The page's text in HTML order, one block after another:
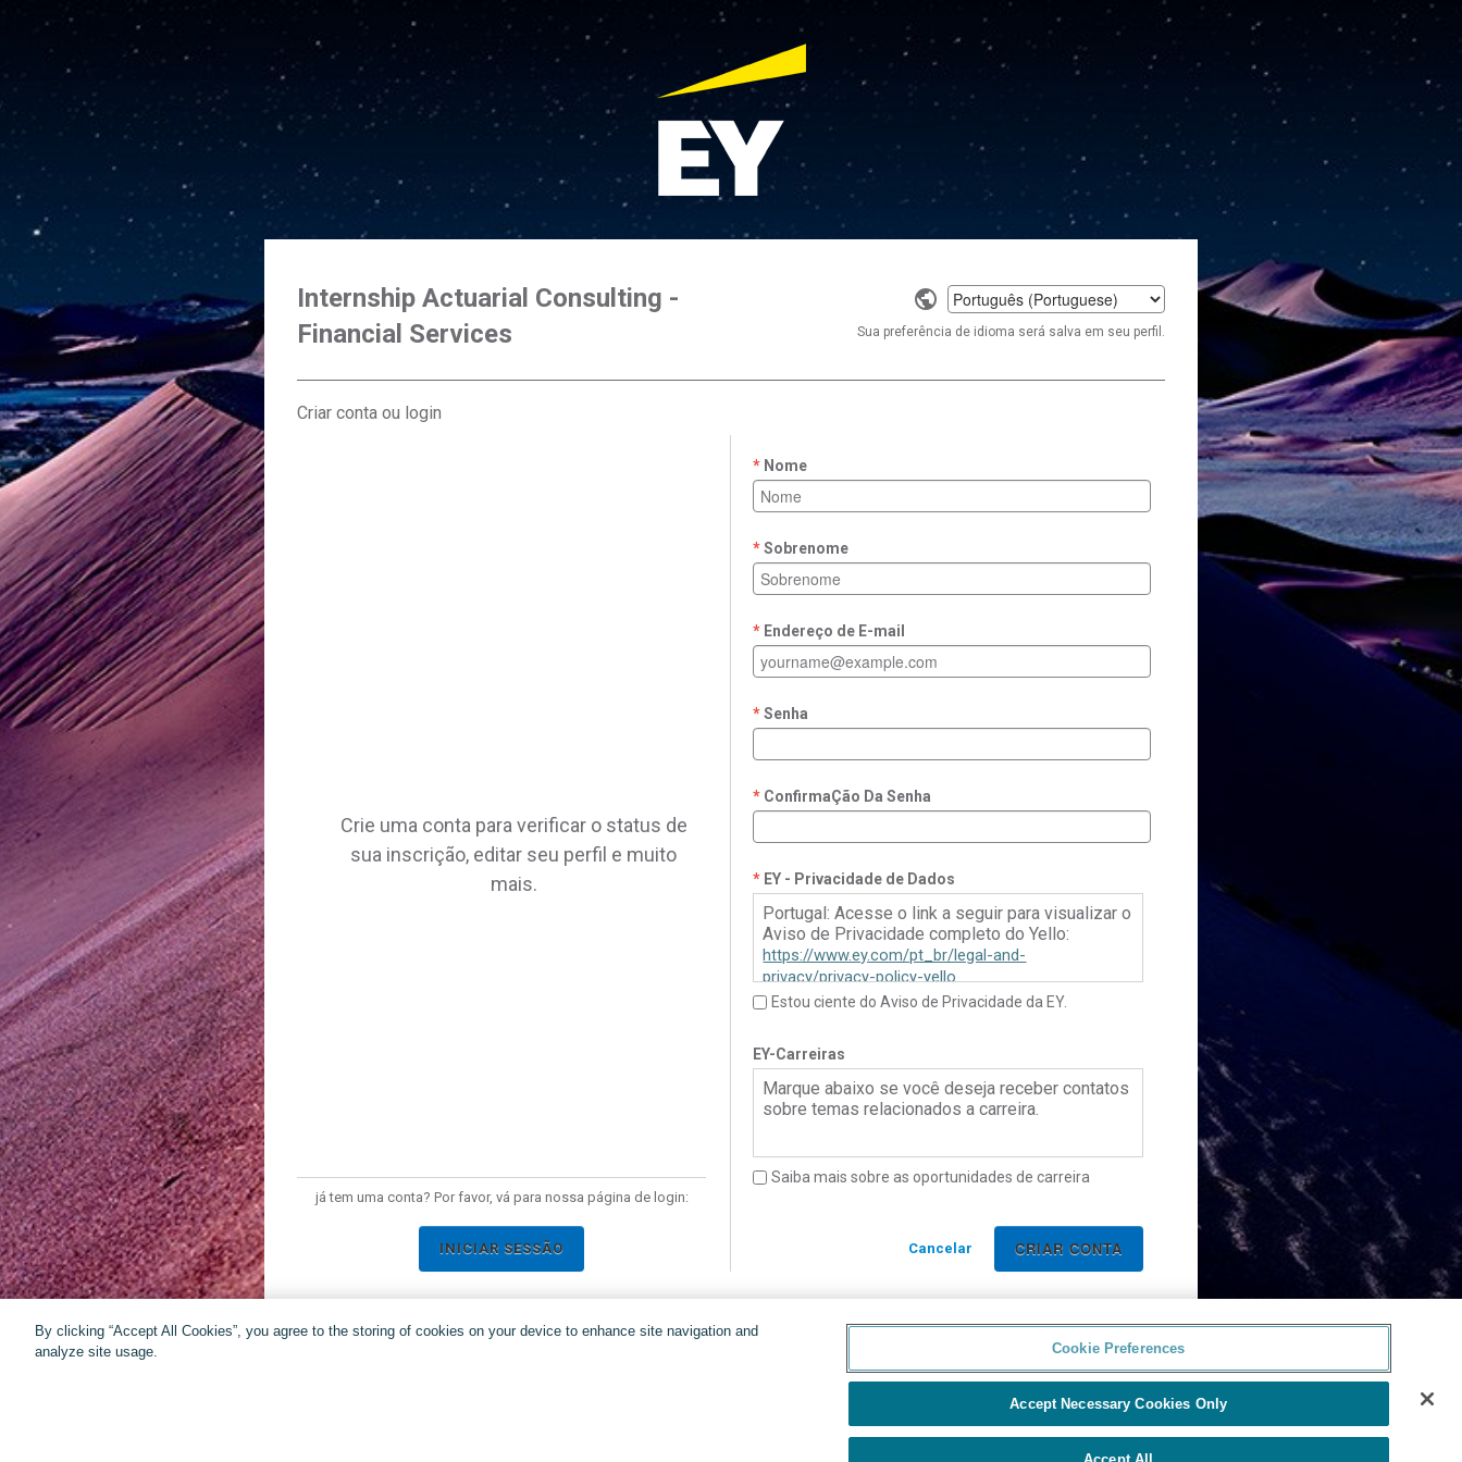
Select
a
Sua preferência de idioma será salva em seu perfil.
Internship Actuarial Consulting -
Financial Services
Criar conta ou login
Crie uma conta para verificar o status de
sua inscrição, editar seu perfil e muito
mais.
já tem uma conta? Por favor, vá para nossa página de login:
INICIAR SESSÃO
Nome
Sobrenome
Endereço de E-mail
Senha
ConfirmaÇão Da Senha
EY - Privacidade de Dados
Portugal: Acesse o link a seguir para visualizar o
Aviso de Privacidade completo do Yello:
https://www.ey.com/pt_br/legal-and-
privacy/privacy-policy-yello
Brasil: Por favor, clique aquipara acessar a
Estou ciente do Aviso de Privacidade da EY.
EY-Carreiras
Marque abaixo se você deseja receber contatos
sobre temas relacionados a carreira.
Saiba mais sobre as oportunidades de carreira
Cancelar
By clicking “Accept All Cookies”, you agree to the storing of cookies on your device to enhance site navigation and
analyze site usage.
Cookie Preferences
Accept Necessary Cookies Only